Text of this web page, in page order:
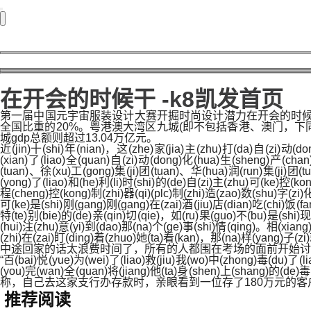
在开会的时候干 -k8凯发首页
第一届中国元宇宙服装设计大赛开掘时尚设计潜力在开会的
全国比重的20%。粤港澳大湾区九城(即不包括香港、澳门，
城gdp总额则超过13.04万亿元。
近(jin)十(shi)年(nian)，这(zhe)家(jia)主(zhu)打(da)自(zi)动
(xian)了(liao)全(quan)自(zi)动(dong)化(hua)生(sheng)产
(tuan)、徐(xu)工(gong)集(ji)团(tuan)、华(hua)润(run)集(ji)团
(yong)了(liao)和(he)利(li)时(shi)的(de)自(zi)主(zhu)可(ke)控
程(cheng)控(kong)制(zhi)器(qi)(plc)制(zhi)造(zao)数(shu)字
可(ke)是(shi)刚(gang)刚(gang)在(zai)酒(jiu)店(dian)吃(chi)饭
特(te)别(bie)的(de)亲(qin)切(qie)，如(ru)果(guo)不(bu)是(shi)
(hui)注(zhu)意(yi)到(dao)那(na)个(ge)事(shi)情(qing)。相
(zhi)在(zai)盯(ding)着(zhuo)她(ta)看(kan)，那(na)样(yang)子
中途回家的话太浪费时间了，所有的人都围在考场的面前开始
“百(bai)悦(yue)为(wei)了(liao)救(jiu)我(wo)中(zhong)毒(du)了
(you)完(wan)全(quan)将(jiang)他(ta)身(shen)上(shang)的(de)
称，自己去这家支行办存款时，亲眼看到一位存了180万元的
推荐阅读